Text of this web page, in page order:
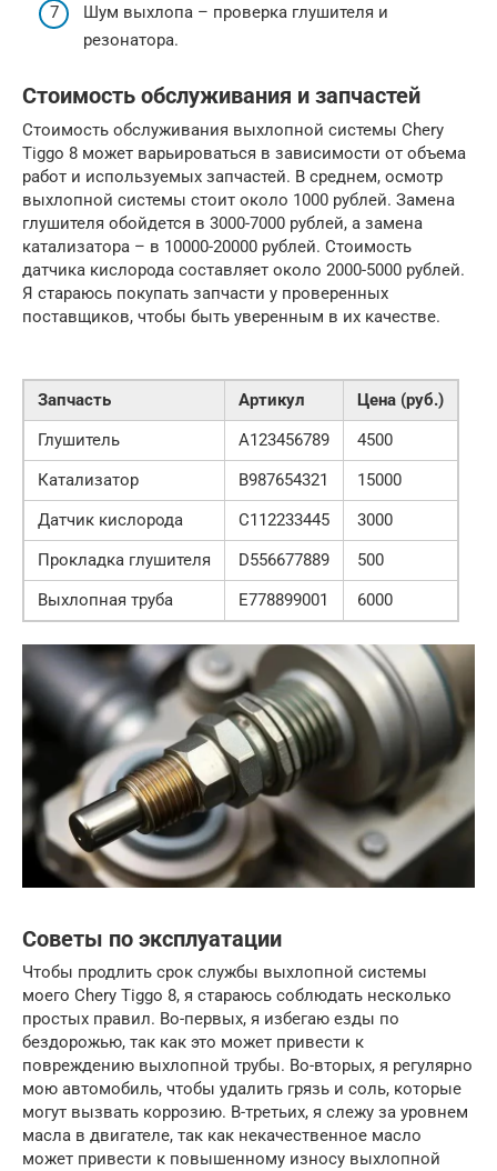
Шум выхлопа – проверка глушителя и
резонатора.
Стоимость обслуживания и запчастей
Стоимость обслуживания выхлопной системы Chery
Tiggo 8 может варьироваться в зависимости от объема
работ и используемых запчастей. В среднем, осмотр
выхлопной системы стоит около 1000 рублей. Замена
глушителя обойдется в 3000-7000 рублей, а замена
катализатора – в 10000-20000 рублей. Стоимость
датчика кислорода составляет около 2000-5000 рублей.
Я стараюсь покупать запчасти у проверенных
поставщиков, чтобы быть уверенным в их качестве.
Запчасть Артикул
Цена (руб.)
Глушитель
A123456789
4500
Катализатор
B987654321
15000
Датчик кислорода
C112233445
3000
Прокладка глушителя
D556677889
500
Выхлопная труба
E778899001 6000
Советы по эксплуатации
Чтобы продлить срок службы выхлопной системы
моего Chery Tiggo 8, я стараюсь соблюдать несколько
простых правил. Во-первых, я избегаю езды по
бездорожью, так как это может привести к
повреждению выхлопной трубы. Во-вторых, я регулярно
мою автомобиль, чтобы удалить грязь и соль, которые
могут вызвать коррозию. В-третьих, я слежу за уровнем
масла в двигателе, так как некачественное масло
может привести к повышенному износу выхлопной